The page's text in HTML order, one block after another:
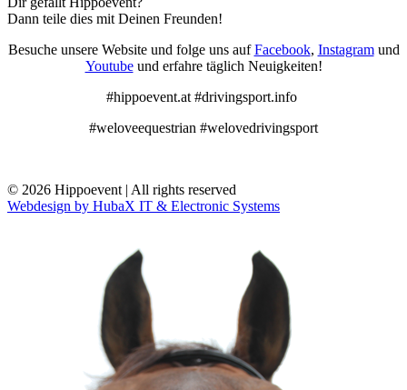
Dann teile dies mit Deinen Freunden!
Besuche unsere Website und folge uns aufFacebook, Instagramund
Youtubeund erfahre täglich Neuigkeiten!
#hippoevent.at #drivingsport.info
#weloveequestrian #welovedrivingsport
© 2026 Hippoevent | All rights reserved
Webdesign by HubaX IT & Electronic Systems